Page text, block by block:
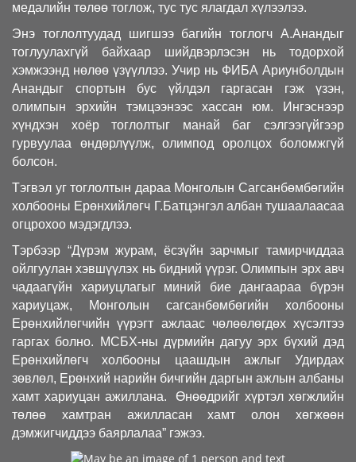
медалийн төлөө тоглож, тус тус ялагдал хүлээлээ.
Энэ тоглолтуудад шигшээ багийн тоглогч А.Анандыг
тоглуулахгүй байхаар шийдвэрлэсэн нь тодорхой
хэмжээнд нөлөө үзүүллээ. Учир нь ФИБА Ариунболдын
Анандыг спортын бус үйлдэл гаргасан гэж үзэн,
олимпын эрхийн тэмцээнээс хассан юм. Ингэснээр
хүндхэн хоёр тоглолтыг манай баг сэлгээгүйгээр
гурвуулаа өндөрлүүлж, олимпод оролцох боломжгүй
болсон.
Тэгвэл уг тоглолтын дараа Монголын Сагсанбөмбөгийн
холбооны Ерөнхийлөгч Г.Батцэнгэл албан тушаалаасаа
огцрохоо мэдэгдлээ.
Тэрбээр “Дүрэм журам, ёсзүйн зарчмыг тамирчиддаа
ойлгуулан хэвшүүлэх нь бидний үүрэг. Олимпын эрх авч
чадаагүйн хариуцлагыг миний бие дангаараа бүрэн
хариуцаж, Монголын сагсанбөмбөгийн холбооны
Ерөнхийлөгчийн үүрэгт ажлаас чөлөөлөгдөх хүсэлтээ
гаргах болно. МСБХ-ны дүрмийн дагуу эрх бүхий дэд
Ерөнхийлөгч холбооны цаашдын ажлыг Удирдах
зөвлөл, Ерөнхий нарийн бичгийн даргын ажлын албаны
хамт хариуцан ажиллана. Өнөөдрийг хүртэл хөгжлийн
төлөө хамтран ажилласан хамт олон хөгжөөн
дэмжигчиддээ баярлалаа” гэжээ.